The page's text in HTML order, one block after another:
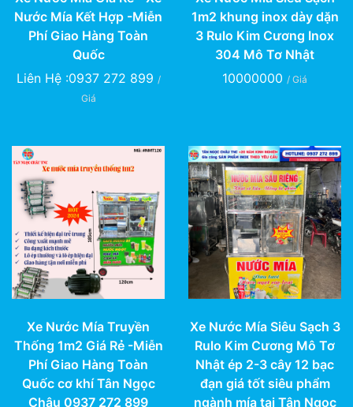
Nước Mía Kết Hợp -Miễn
Phí Giao Hàng Toàn
Quốc
Liên Hệ :0937 272 899 /
Giá
1m2 khung inox dày dặn
3 Rulo Kim Cương Inox
304 Mô Tơ Nhật
10000000 / Giá
Xe Nước Mía Truyền
Thống 1m2 Giá Rẻ -Miễn
Phí Giao Hàng Toàn
Quốc cơ khí Tân Ngọc
Châu 0937 272 899
Xe Nước Mía Siêu Sạch 3
Rulo Kim Cương Mô Tơ
Nhật ép 2-3 cây 12 bạc
đạn giá tốt siêu phẩm
ngành mía tại Tân Ngọc